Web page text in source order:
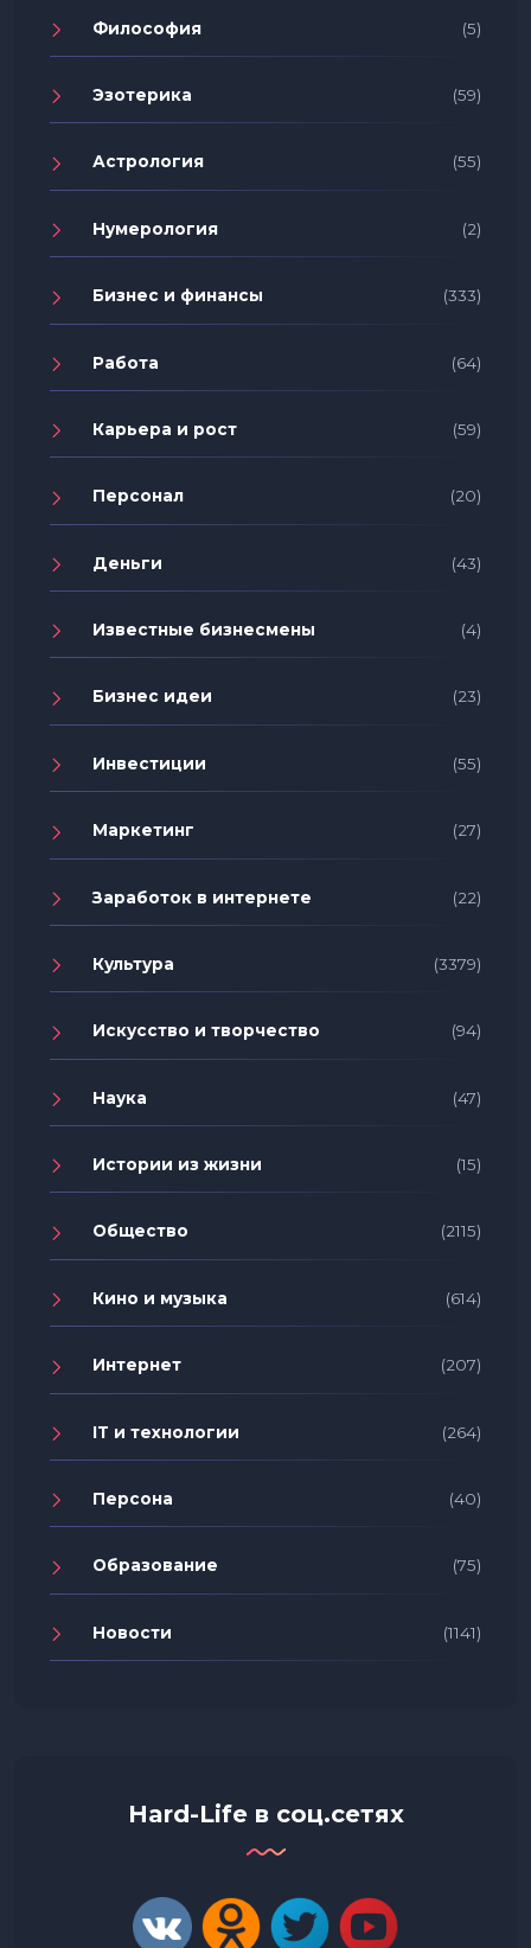
Философия (5)
Эзотерика (59)
Астрология (55)
Нумерология (2)
Бизнес и финансы (333)
Работа (64)
Карьера и рост (59)
Персонал (20)
Деньги (43)
Известные бизнесмены (4)
Бизнес идеи (23)
Инвестиции (55)
Маркетинг (27)
Заработок в интернете (22)
Культура (3379)
Искусство и творчество (94)
Наука (47)
Истории из жизни (15)
Общество (2115)
Кино и музыка (614)
Интернет (207)
IT и технологии (264)
Персона (40)
Образование (75)
Новости (1141)
Hard-Life в соц.сетях